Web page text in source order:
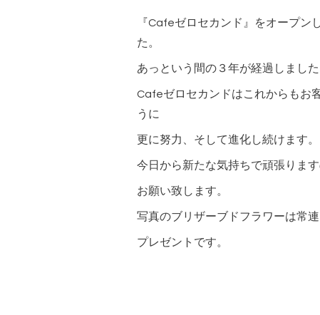
『Cafeゼロセカンド』をオープン
た。
あっという間の３年が経過しました
Cafeゼロセカンドはこれからもお
うに
更に努力、そして進化し続けます。
今日から新たな気持ちで頑張ります
お願い致します。
写真のブリザーブドフラワーは常
プレゼントです。